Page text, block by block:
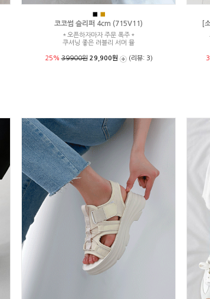
■ ■
코코썸 슬리퍼 4cm (715V11)
＊오픈하자마자 주문 폭주＊
쿠셔닝 좋은 러블리 서머 뮬
25%39900원 29,900원 (리뷰: 3)
[